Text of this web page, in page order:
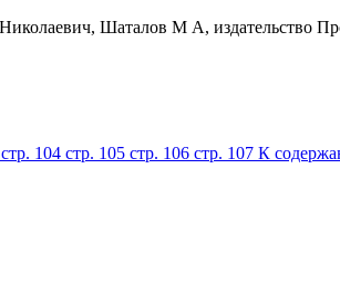
стр. 104 стр. 105 стр. 106 стр. 107 К